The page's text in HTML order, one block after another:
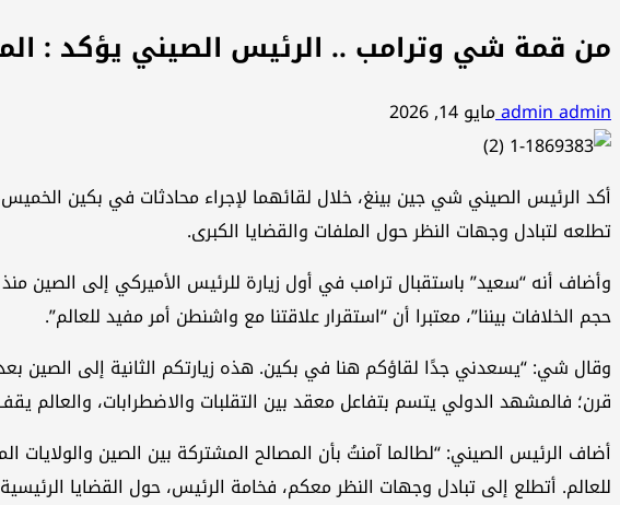
من قمة شي وترامب .. الرئيس الصيني يؤكد :
admin adminمايو 14, 2026
أكد الرئيس الصيني شي جين بينغ، خلال لقائهما لإجراء محادثات في بكين
تطلعه لتبادل وجهات النظر حول الملفات والقضايا الكبرى.
حجم الخلافات بيننا”، معتبرا أن “استقرار علاقتنا مع واشنطن أمر مفيد للعالم”.
قرن؛ فالمشهد الدولي يتسم بتفاعل معقد بين التقلبات والاضطرابات، والعالم
أضاف الرئيس الصيني: “لطالما آمنتُ بأن المصالح المشتركة بين الصين والولايات
للعالم. أتطلع إلى تبادل وجهات النظر معكم، فخامة الرئيس، حول القضايا